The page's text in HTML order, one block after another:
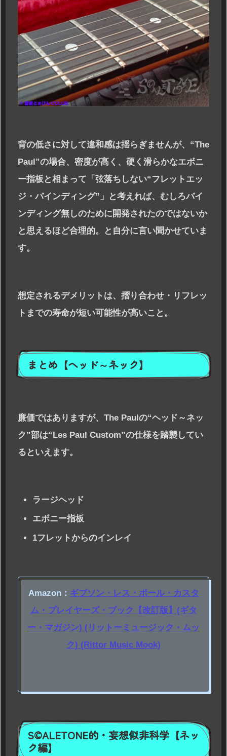
背の低さに対して違和感は揺らぎませんが、“The
Paul”の場合、密度が高く、硬く滑らかなエボニ
ー指板と相まって「弦落ちしない“フレットエッ
ジ・バインディング”」と考えれば、むしろバイ
ンディング無しのために開発されたのではないか
と思えるほど合理的。と自分に言い聞かせていま
す。
想定されるデメリットは、摺り合わせ・リフレッ
トまでの寿命が短い可能性が高いこと。
まとめ【ヘッド～ネック】
廉価ではありますが、The Paulの“ヘッド～ネッ
ク”部は“Les Paul Custom”の仕様を踏襲してい
るといえます。
ラージヘッド
エボニー指板
1フレットからのインレイ
Amazon： ギブソン・レス・ポール・カスタ
ム・プレイヤーズ・ブック【改訂版】(ギタ
ー・マガジン) (リットーミュージック・ムッ
ク) (Rittor Music Mook)
S©ALETONE的・妄想似非科学【ネッ
ク編】